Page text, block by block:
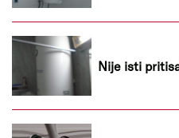
Nije isti